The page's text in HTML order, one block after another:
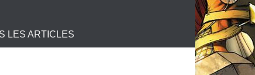
LES ARTICLES